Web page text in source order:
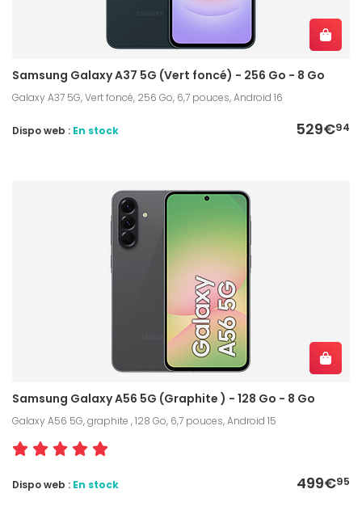
Samsung Galaxy A37 5G (Vert foncé) - 256 Go - 8 Go
Galaxy A37 5G, Vert foncé, 256 Go, 6,7 pouces, Android 16
529€94
Dispo web : En stock
Samsung Galaxy A56 5G (Graphite ) - 128 Go - 8 Go
Galaxy A56 5G, graphite , 128 Go, 6,7 pouces, Android 15
499€95
Dispo web : En stock